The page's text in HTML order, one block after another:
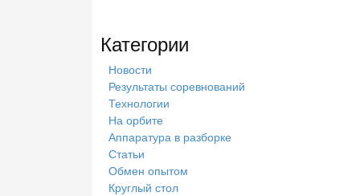
Категории
Новости
Результаты соревнований
Технологии
На орбите
Аппаратура в разборке
Статьи
Обмен опытом
Круглый стол